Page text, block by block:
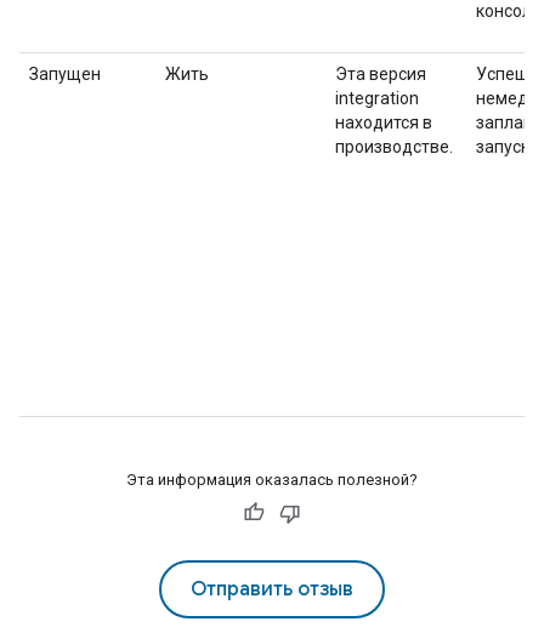
консоли.
Запущен Жить
Эта версия
integration
находится в
производстве.
запуск.
Эта информация оказалась полезной?
Отправить отзыв